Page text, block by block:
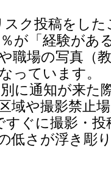
スク投稿をし
が「経験があ
職場の写真（
っています。
に通知が来た
域や撮影禁止
ぐに撮影・
低さが浮き彫